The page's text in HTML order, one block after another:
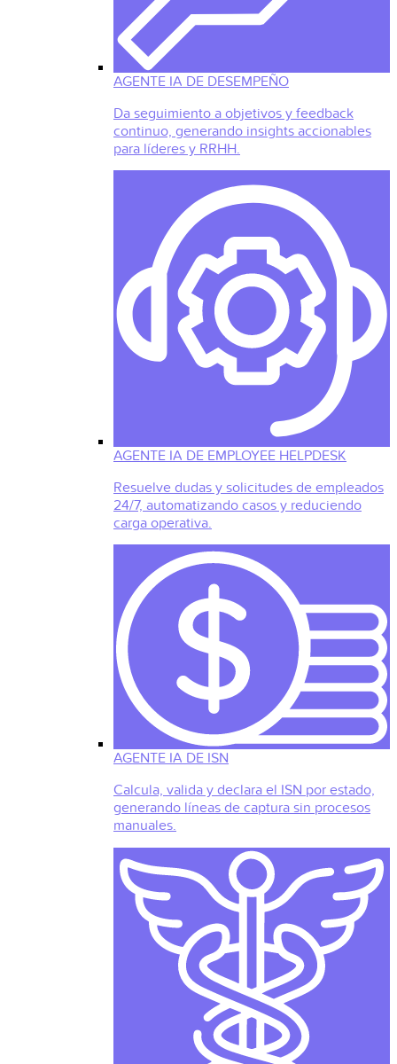
AGENTE IA DE DESEMPEÑO
Da seguimiento a objetivos y feedback
continuo, generando insights accionables
para líderes y RRHH.
AGENTE IA DE EMPLOYEE HELPDESK
Resuelve dudas y solicitudes de empleados
24/7, automatizando casos y reduciendo
carga operativa.
AGENTE IA DE ISN
Calcula, valida y declara el ISN por estado,
generando líneas de captura sin procesos
manuales.